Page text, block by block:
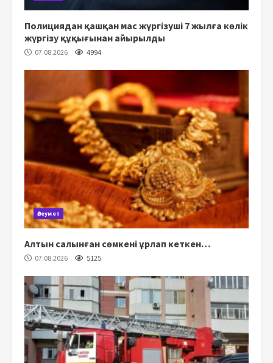
Полициядан қашқан мас жүргізуші 7 жылға көлік
жүргізу құқығынан айырылды
07.08.2026 4994
Әлеумет
Алтын салынған сөмкені ұрлап кеткен…
07.08.2026 5125